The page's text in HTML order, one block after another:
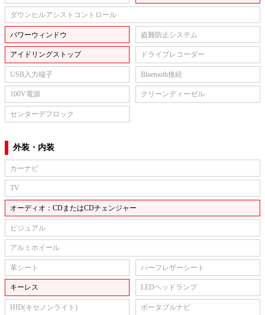
ダウンヒルアシストコントロール
パワーウィンドウ 盗難防止システム
アイドリングストップ ドライブレコーダー
USB入力端子 Bluetooth接続
100V電源 クリーンディーゼル
センターデフロック
外装・内装
カーナビ
TV
オーディオ：CDまたはCDチェンジャー
ビジュアル
アルミホイール
革シート ハーフレザーシート
キーレス LEDヘッドランプ
HID(キセノンライト) ポータブルナビ